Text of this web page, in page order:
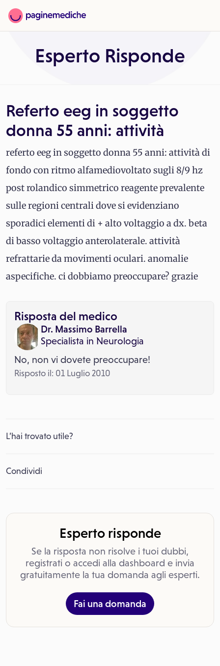
Esperto Risponde
Referto eeg in soggetto
donna 55 anni: attività
referto eeg in soggetto donna 55 anni: attività di
fondo con ritmo alfamediovoltato sugli 8/9 hz
post rolandico simmetrico reagente prevalente
sulle regioni centrali dove si evidenziano
sporadici elementi di + alto voltaggio a dx. beta
di basso voltaggio anterolaterale. attività
refrattarie da movimenti oculari. anomalie
aspecifiche. ci dobbiamo preoccupare? grazie
Risposta del medico
Dr. Massimo Barrella
Specialista in Neurologia
No, non vi dovete preoccupare!
Risposto il: 01 Luglio 2010
L’hai trovato utile?
Condividi
Esperto risponde
Se la risposta non risolve i tuoi dubbi,
registrati o accedi alla dashboard e invia
gratuitamente la tua domanda agli esperti.
Fai una domanda